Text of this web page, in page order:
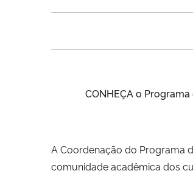
CONHEÇA o
A Coordenação do Programa
comunidade acadêmica dos